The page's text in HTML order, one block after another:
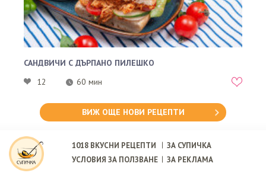
САНДВИЧИ С ДЪРПАНО ПИЛЕШКО
12
60 мин
ВИЖ ОЩЕ НОВИ РЕЦЕПТИ
1018 ВКУСНИ РЕЦЕПТИ
УСЛОВИЯ ЗА ПОЛЗВАНЕ
ЗА СУПИЧКА
ЗА РЕКЛАМА